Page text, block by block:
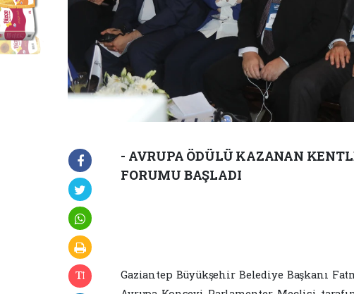
- AVRUPA ÖDÜLÜ KAZANAN
FORUMU BAŞLADI
Gaziantep Büyükşehir Belediye Başkanı